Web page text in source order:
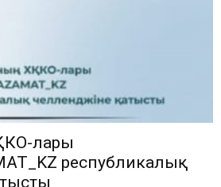
лары
республикалық